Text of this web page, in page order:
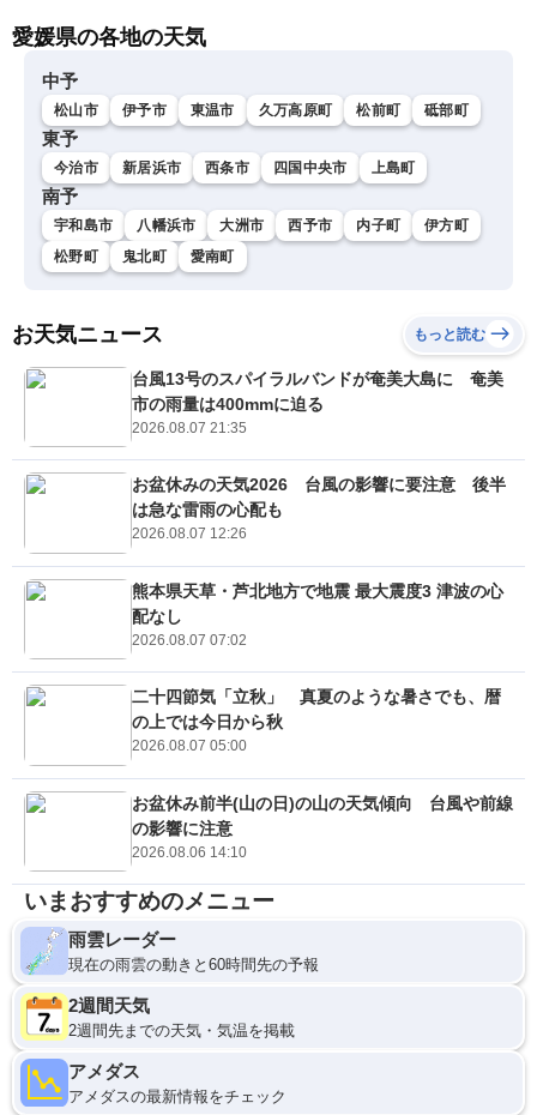
愛媛県の各地の天気
中予
松山市 伊予市 東温市 久万高原町 松前町 砥部町
東予
今治市 新居浜市 西条市 四国中央市 上島町
南予
宇和島市 八幡浜市 大洲市 西予市 内子町
伊方町
松野町
鬼北町 愛南町
お天気ニュース もっと読む
台風13号のスパイラルバンドが奄美大島に 奄美
市の雨量は400mmに迫る
2026.08.07 21:35
お盆休みの天気2026 台風の影響に要注意 後半
は急な雷雨の心配も
2026.08.07 12:26
熊本県天草・芦北地方で地震 最大震度3 津波の心
配なし
2026.08.07 07:02
二十四節気「立秋」 真夏のような暑さでも、暦
の上では今日から秋
2026.08.07 05:00
お盆休み前半(山の日)の山の天気傾向 台風や前線
の影響に注意
2026.08.06 14:10
いまおすすめのメニュー
雨雲レーダー
現在の雨雲の動きと60時間先の予報
2週間天気
2週間先までの天気・気温を掲載
アメダス
アメダスの最新情報をチェック